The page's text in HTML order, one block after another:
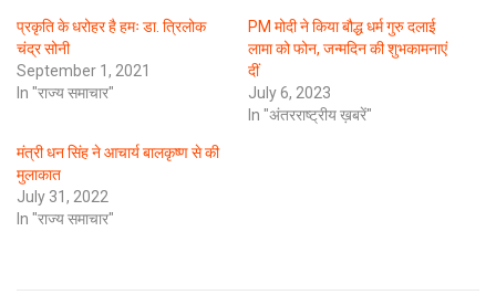
प्रकृति के धरोहर है हमः डा. त्रिलोक
चंद्र सोनी
September 1, 2021
In "राज्य समाचार"
PM मोदी ने किया बौद्ध धर्म गुरु दलाई
लामा को फोन, जन्मदिन की शुभकामनाएं
दीं
July 6, 2023
In "अंतरराष्ट्रीय ख़बरें"
मंत्री धन सिंह ने आचार्य बालकृष्ण से की
मुलाकात
July 31, 2022
In "राज्य समाचार"